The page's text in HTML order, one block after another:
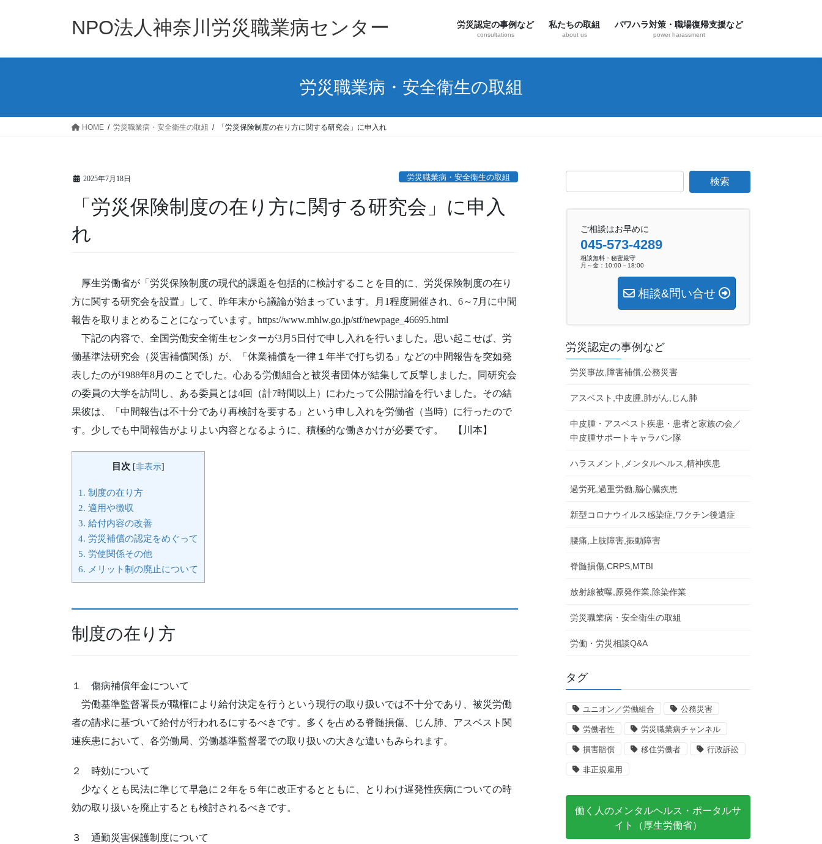
NPO法人神奈川労災職業病センター 労災認定の事例など
consultations
私たちの取組
about us
パワハラ対策・職場復帰支援など
power harassment
労災職業病・安全衛生の取組
HOME 労災職業病・安全衛生の取組 「労災保険制度の在り方に関する研究会」に申入れ
2025年7月18日 労災職業病・安全衛生の取組
「労災保険制度の在り方に関する研究会」に申入
れ
厚生労働省が「労災保険制度の現代的課題を包括的に検討することを目的に、労災保険制度の在り
方に関する研究会を設置」して、昨年末から議論が始まっています。月1程度開催され、6～7月に中間
報告を取りまとめることになっています。https://www.mhlw.go.jp/stf/newpage_46695.html
下記の内容で、全国労働安全衛生センターが3月5日付で申し入れを行いました。思い起こせば、労
働基準法研究会（災害補償関係）が、「休業補償を一律１年半で打ち切る」などの中間報告を突如発
表したのが1988年8月のことでした。心ある労働組合と被災者団体が結集して反撃しました。同研究会
の委員の大学を訪問し、ある委員とは4回（計7時間以上）にわたって公開討論を行いました。その結
果彼は、「中間報告は不十分であり再検討を要する」という申し入れを労働省（当時）に行ったので
す。少しでも中間報告がよりよい内容となるように、積極的な働きかけが必要です。 【川本】
目次 [非表示]
1. 制度の在り方
2. 適用や徴収
3. 給付内容の改善
4. 労災補償の認定をめぐって
5. 労使関係その他
6. メリット制の廃止について
制度の在り方
１ 傷病補償年金について
労働基準監督署長が職権により給付決定を行うという現行の取り扱いでは不十分であり、被災労働
者の請求に基づいて給付が行われるにするべきです。多くを占める脊髄損傷、じん肺、アスベスト関
連疾患において、各労働局、労働基準監督署での取り扱いの大きな違いもみられます。
２ 時効について
少なくとも民法に準じて早急に２年を５年に改正するとともに、とりわけ遅発性疾病についての時
効の取り扱いを廃止するとも検討されるべきです。
３ 通勤災害保護制度について
ご相談はお早めに
045-573-4289
相談無料・秘密厳守
月～金：10:00－18:00
相談&問い合せ
労災認定の事例など
労災事故,障害補償,公務災害
アスベスト,中皮腫,肺がん,じん肺
中皮腫・アスベスト疾患・患者と家族の会／
中皮腫サポートキャラバン隊
ハラスメント,メンタルヘルス,精神疾患
過労死,過重労働,脳心臓疾患
新型コロナウイルス感染症,ワクチン後遺症
腰痛,上肢障害,振動障害
脊髄損傷,CRPS,MTBI
放射線被曝,原発作業,除染作業
労災職業病・安全衛生の取組
労働・労災相談Q&A
タグ
ユニオン／労働組合 公務災害
労働者性 労災職業病チャンネル
損害賠償 移住労働者 行政訴訟
非正規雇用
働く人のメンタルヘルス・ポータルサ
イト（厚生労働省）